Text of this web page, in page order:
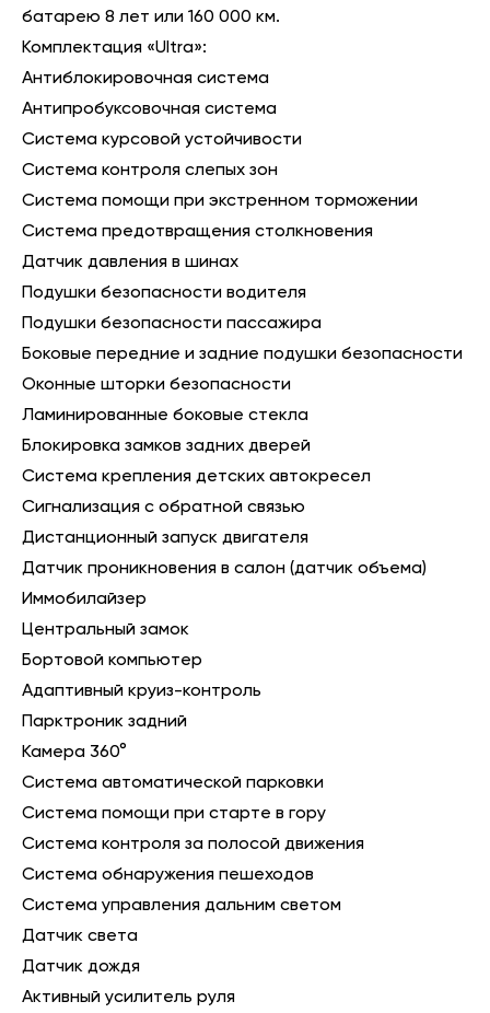
батарею 8 лет или 160 000 км.
Комплектация «Ultra»:
Антиблокировочная система
Антипробуксовочная система
Система курсовой устойчивости
Система контроля слепых зон
Система помощи при экстренном торможении
Система предотвращения столкновения
Датчик давления в шинах
Подушки безопасности водителя
Подушки безопасности пассажира
Боковые передние и задние подушки безопасности
Оконные шторки безопасности
Ламинированные боковые стекла
Блокировка замков задних дверей
Система крепления детских автокресел
Сигнализация с обратной связью
Дистанционный запуск двигателя
Датчик проникновения в салон (датчик объема)
Иммобилайзер
Центральный замок
Бортовой компьютер
Адаптивный круиз-контроль
Парктроник задний
Камера 360°
Система автоматической парковки
Система помощи при старте в гору
Система контроля за полосой движения
Система обнаружения пешеходов
Система управления дальним светом
Датчик света
Датчик дождя
Активный усилитель руля